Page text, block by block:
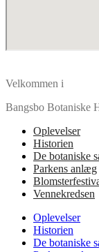
Velkommen i
Bangsbo Botaniske
Oplevelser
Historien
De botaniske
Parkens anlæg
Vennekredsen
Oplevelser
Historien
De botaniske